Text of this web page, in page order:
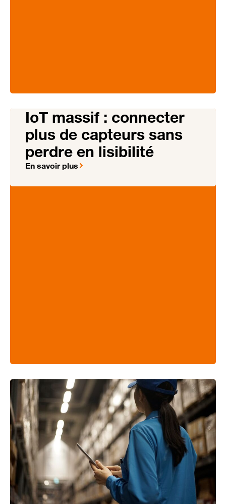
IoT massif : connecter
plus de capteurs sans
perdre en lisibilité
En savoir plus